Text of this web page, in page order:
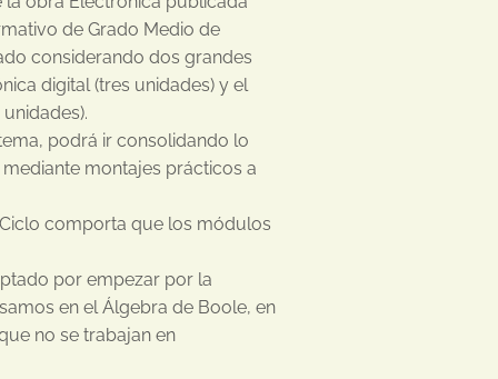
de Grado Medio de
considerando dos grandes
digital (tres unidades) y el
podrá ir consolidando lo
montajes prácticos a
comporta que los módulos
por empezar por la
en el Álgebra de Boole, en
no se trabajan en